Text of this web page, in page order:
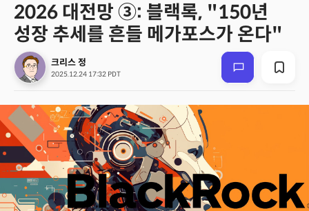
2026 대전망 ③: 블랙록, "150년
성장 추세를 흔들 메가포스가 온다"
크리스 정
2025.12.24 17:32 PDT